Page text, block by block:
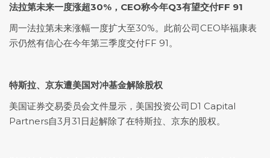
法拉第未来一度涨超30%，CEO称今年Q3有望交付FF 91
周一法拉第未来涨幅一度扩大至30%。此前公司CEO毕福康表
示仍然有信心在今年第三季度交付FF 91。
特斯拉、京东遭美国对冲基金解除股权
美国证券交易委员会文件显示，美国投资公司D1 Capital
Partners自3月31日起解除了在特斯拉、京东的股权。